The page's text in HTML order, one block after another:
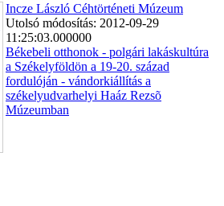
Incze László Céhtörténeti Múzeum
Utolsó módosítás: 2012-09-29
11:25:03.000000
Békebeli otthonok - polgári lakáskultúra
a Székelyföldön a 19-20. század
fordulóján - vándorkiállítás a
székelyudvarhelyi Haáz Rezsõ
Múzeumban